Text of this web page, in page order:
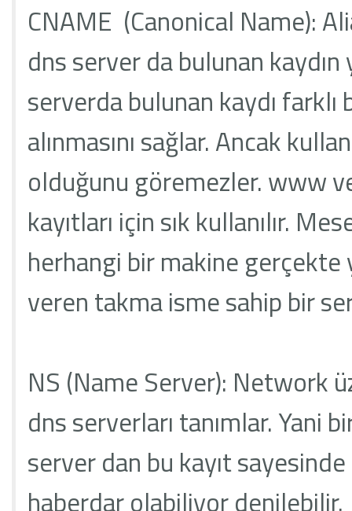
CNAME (Canonical Name):
dns server da bulunan
serverda bulunan kaydı farklı
alınmasını sağlar. Ancak
olduğunu göremezler. www
kayıtları için sık kullanılır.
herhangi bir makine
veren takma isme sahip bir
NS (Name Server): Network
dns serverları tanımlar. Yani
server dan bu kayıt
haberdar olabiliyor denilebilir.